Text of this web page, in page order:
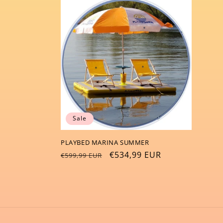
g
o
r
e
:
Sale
PLAYBED MARINA SUMMER
Normaler
€599,99 EUR Verkaufspreis
€534,99 EUR